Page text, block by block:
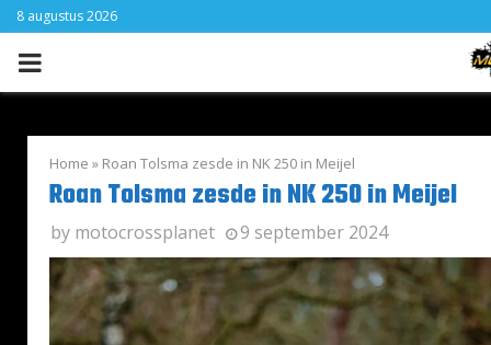
8 augustus 2026
PRIMARY
Home » Roan Tolsma zesde in NK 250 in Meijel
Roan Tolsma zesde in NK 250 in Meijel
by motocrossplanet 9 september 2024